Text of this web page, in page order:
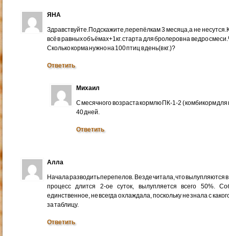
ЯНА
Здравствуйте.Подскажите,перепёлкам 3 месяца,а не
всё в равных объёмах+1кг. старта для бролеров на ведро
Сколько корма нужно на 100 птиц в день(в кг.)?
Ответить
Михаил
С месячного возраста кормлю ПК-1-2 ( комбикорм
40 дней.
Ответить
Алла
Начала разводить перепелов. Везде читала, что вылупляются
процесс длится 2-ое суток, вылупляется всего 50%.
единственное, не всегда охлаждала, поскольку не знала с
за таблицу.
Ответить